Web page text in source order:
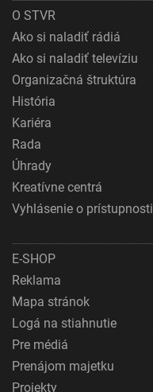
O STVR
Ako si naladiť rádiá
Ako si naladiť televíziu
Organizačná štruktúra
História
Kariéra
Rada
Úhrady
Kreatívne centrá
Vyhlásenie o prístupnosti
E-SHOP
Reklama
Mapa stránok
Logá na stiahnutie
Pre médiá
Prenájom majetku
Projekty